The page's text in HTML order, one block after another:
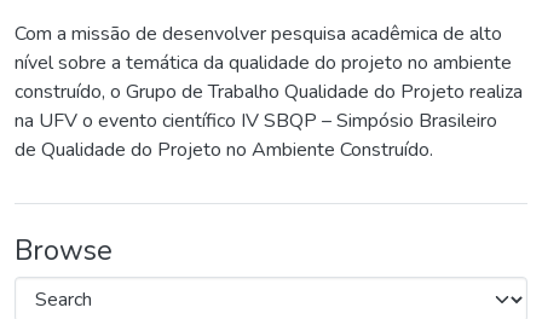
Com a missão de desenvolver pesquisa acadêmica de alto
nível sobre a temática da qualidade do projeto no ambiente
construído, o Grupo de Trabalho Qualidade do Projeto realiza
na UFV o evento científico IV SBQP – Simpósio Brasileiro
de Qualidade do Projeto no Ambiente Construído.
Browse